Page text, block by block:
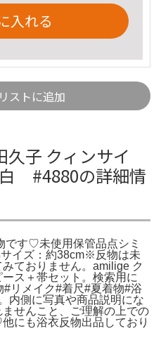
入れる
ストに追加
久子 クィンサイ
#4880の詳細情
です♡未使用保管品点シミ
イズ：約38cm※反物は未
ておりません。amilige ク
ス＋帯セット。検索用に
リメイク#着尺#夏着物#浴
内側に写真や商品説明にな
せんこと、ご理解の上での
にも浴衣反物出品しており